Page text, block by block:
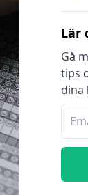
Lär
Gå
tips
dina